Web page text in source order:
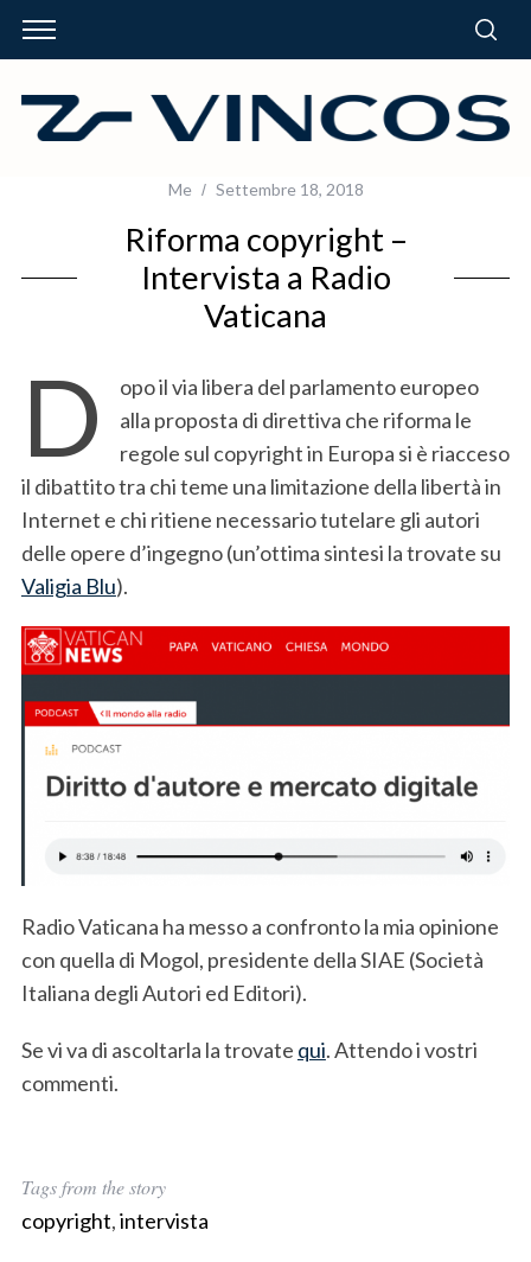
Me Settembre 18, 2018
Riforma copyright –
Intervista a Radio
Vaticana
D
opo il via libera del parlamento europeo
alla proposta di direttiva che riforma le
regole sul copyright in Europa si è riacceso
il dibattito tra chi teme una limitazione della libertà in
Internet e chi ritiene necessario tutelare gli autori
delle opere d’ingegno (un’ottima sintesi la trovate su
Valigia Blu).
Radio Vaticana ha messo a confronto la mia opinione
con quella di Mogol, presidente della SIAE (Società
Italiana degli Autori ed Editori).
Se vi va di ascoltarla la trovate qui. Attendo i vostri
commenti.
Tags from the story
copyright,intervista